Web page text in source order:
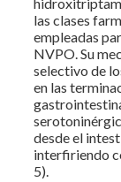
las clases
empleadas
NVPO. Su
selectivo de
en las
desde el
interfiriendo
5).